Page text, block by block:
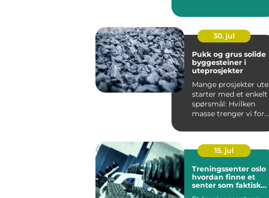
30. jul
Pukk og grus solide
byggesteiner i
uteprosjekter
Mange prosjekter ute
starter med et enkelt
spørsmål: Hvilken
masse trenger vi for
15. jul
Treningssenter oslo
hvordan finne et
senter som faktisk